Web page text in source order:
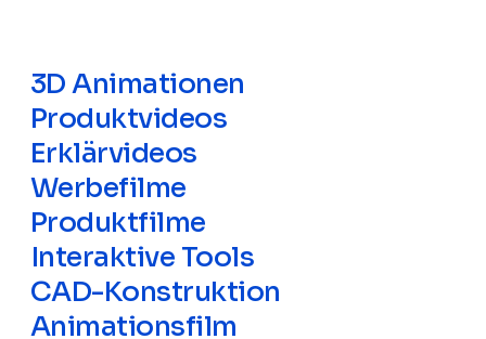
3D Animationen
Produktvideos
Erklärvideos
Werbefilme
Produktfilme
Interaktive Tools
CAD-Konstruktion
Animationsfilm